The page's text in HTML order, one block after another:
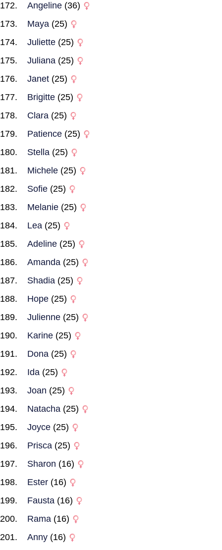
Angeline (36)
Maya (25)
Juliette (25)
Juliana (25)
Janet (25)
Brigitte (25)
Clara (25)
Patience (25)
Stella (25)
Michele (25)
Sofie (25)
Melanie (25)
Lea (25)
Adeline (25)
Amanda (25)
Shadia (25)
Hope (25)
Julienne (25)
Karine (25)
Dona (25)
Ida (25)
Joan (25)
Natacha (25)
Joyce (25)
Prisca (25)
Sharon (16)
Ester (16)
Fausta (16)
Rama (16)
Anny (16)